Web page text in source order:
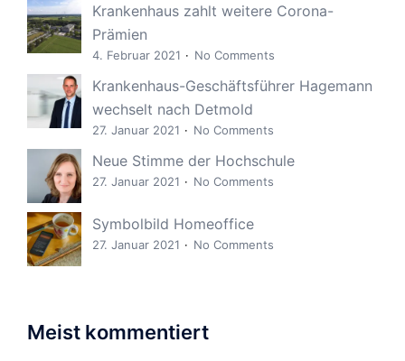
Krankenhaus zahlt weitere Corona-
Prämien
4. Februar 2021 No Comments
Krankenhaus-Geschäftsführer Hagemann
wechselt nach Detmold
27. Januar 2021 No Comments
Neue Stimme der Hochschule
27. Januar 2021 No Comments
Symbolbild Homeoffice
27. Januar 2021 No Comments
Meist kommentiert